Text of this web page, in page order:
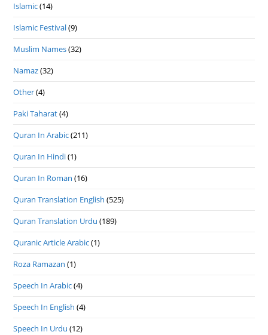
Islamic(14)
Islamic Festival(9)
Muslim Names(32)
Namaz(32)
Other(4)
Paki Taharat(4)
Quran In Arabic(211)
Quran In Hindi(1)
Quran In Roman (16)
Quran Translation English (525)
Quran Translation Urdu (189)
Quranic Article Arabic(1)
Roza Ramazan (1)
Speech In Arabic(4)
Speech In English (4)
Speech In Urdu (12)